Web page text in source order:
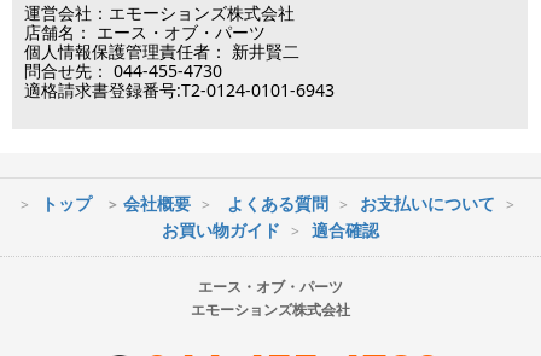
※最短到着をご希望の場合、時間指定不可の地域があります。
※配送業者の状況により荷物に遅延が生じる場合もございますので
営業時間：09:30～17:30
（電話対応休止時間：12:00～13:00）
土日祝日は出荷業務のみ行います。
土日祝日は電話・メールのお問い合わせ返信は
運営会社：エモーションズ株式会社
店舗名： エース・オブ・パーツ
個人情報保護管理責任者： 新井賢二
問合せ先： 044-455-4730
適格請求書登録番号:T2-0124-0101-6943
トップ 会社概要 よくある質問
お支払いについて
お買い物ガイド
適合確認
エース・オブ・パーツ
エモーションズ株式会社